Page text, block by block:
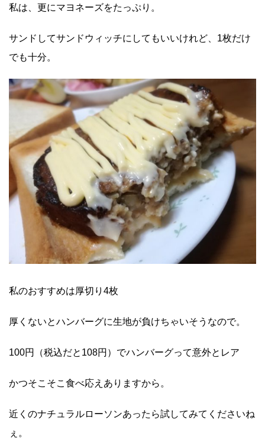
私は、更にマヨネーズをたっぷり。
サンドしてサンドウィッチにしてもいいけれど、1枚だけ
でも十分。
私のおすすめは厚切り4枚
厚くないとハンバーグに生地が負けちゃいそうなので。
100円（税込だと108円）でハンバーグって意外とレア
かつそこそこ食べ応えありますから。
近くのナチュラルローソンあったら試してみてくださいね
ぇ。